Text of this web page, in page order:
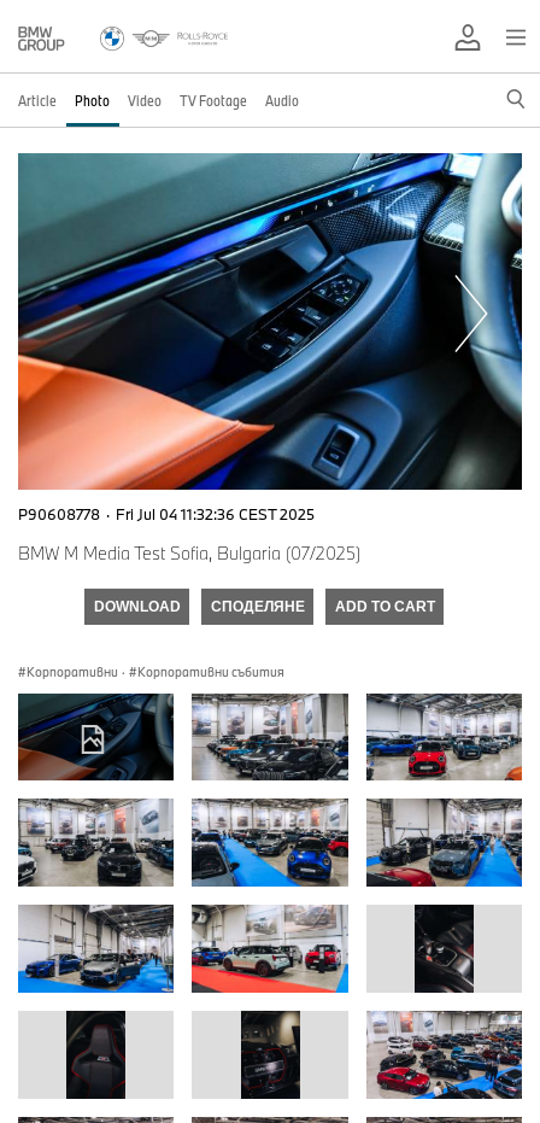
Article Photo Video TV Footage Audio
P90608778 · Fri Jul 04 11:32:36 CEST 2025
BMW M Media Test Sofia, Bulgaria (07/2025)
DOWNLOAD СПОДЕЛЯНЕ ADD TO CART
Корпоративни · Корпоративни събития